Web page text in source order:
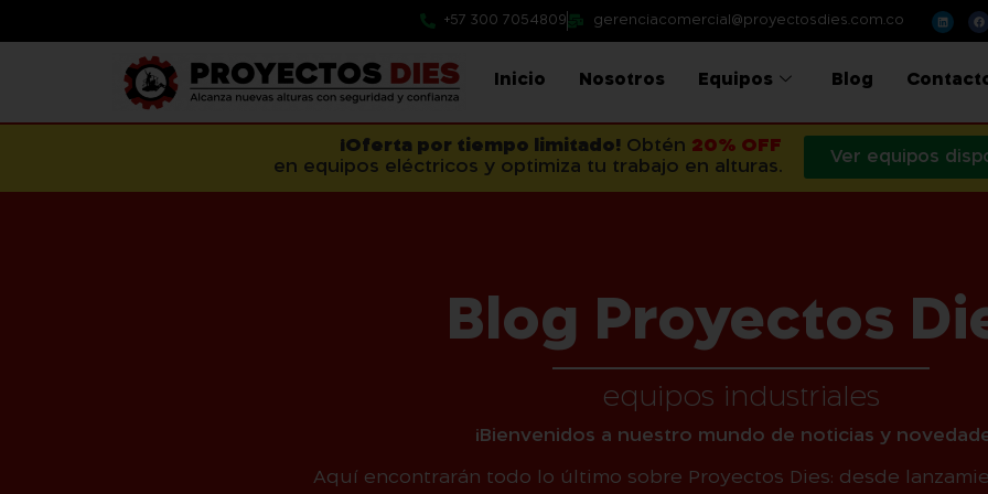
+57 300 7054809 gerenciacomercial@proyectosdies.com.co
Inicio Nosotros Equipos Blog
¡Oferta por tiempo limitado! Obtén 20% OFF
en equipos eléctricos y optimiza tu trabajo en alturas.
Ver equipos
Blog Proyectos
equipos industriales
¡Bienvenidos a nuestro mundo de noticias y
Aquí encontrarán todo lo último sobre Proyectos Dies: desde